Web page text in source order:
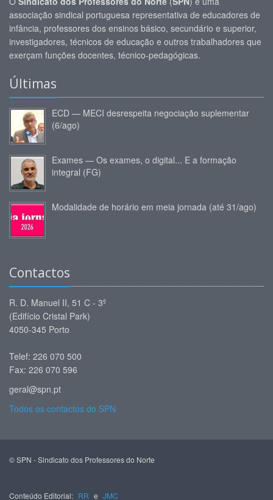
associação sindical portuguesa representativa de educadores de
infância, professores dos ensinos básico, secundário e superior,
investigadores, técnicos de educação e outros trabalhadores que
exerçam funções docentes, técnico-pedagógicas.
Últimas
ECD — MECI desrespeita negociação suplementar
(6/ago)
Exames — Os exames, o digital... E a formação
integral (FG)
Modalidade de horário em meia jornada (até 31/ago)
Contactos
R. D. Manuel II, 51 C - 3º
(Edifício Cristal Park)
4050-345 Porto
Telef: 226 070 500
Fax: 226 070 596
geral@spn.pt
Todos os contactos do SPN
© SPN - Sindicato dos Professores do Norte
Conteúdo Editorial: RR e JMC